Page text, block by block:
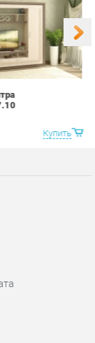
Купить